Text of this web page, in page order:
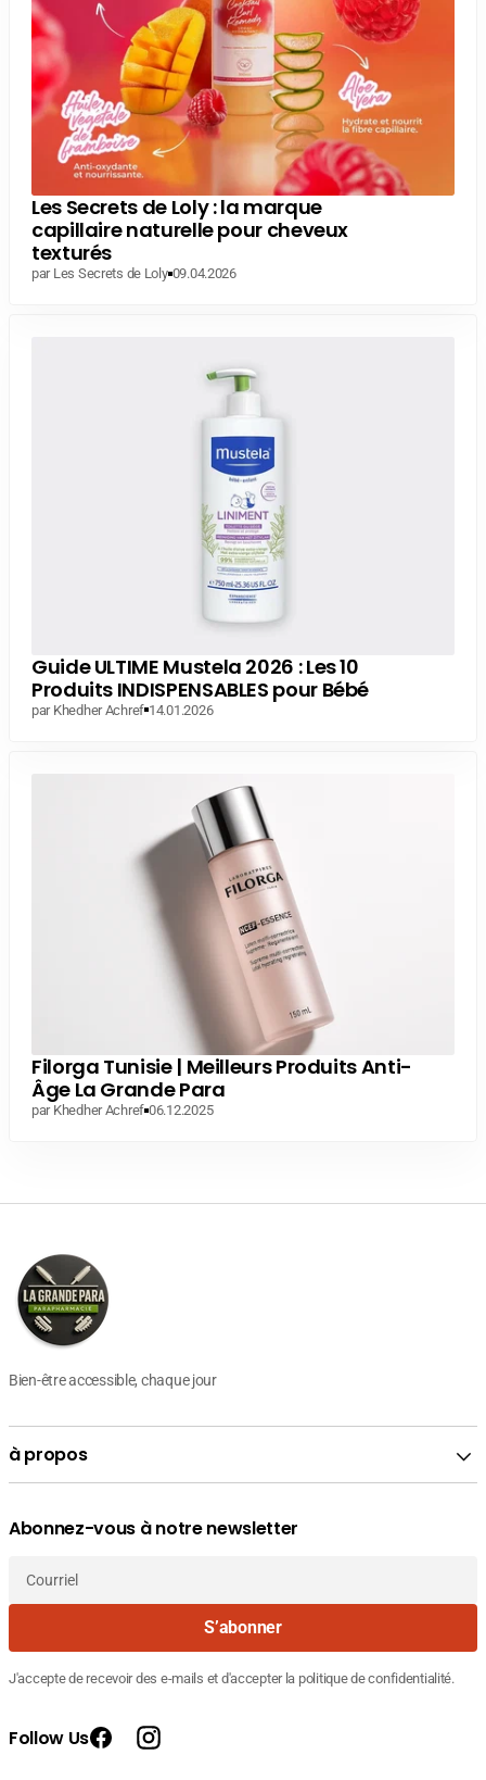
Les Secrets de Loly : la marque
capillaire naturelle pour cheveux
texturés
par Les Secrets de Loly 09.04.2026
Guide ULTIME Mustela 2026 : Les 10
Produits INDISPENSABLES pour Bébé
par Khedher Achref 14.01.2026
Filorga Tunisie | Meilleurs Produits Anti-
Âge La Grande Para
par Khedher Achref 06.12.2025
Bien-être accessible, chaque jour
à propos
Abonnez-vous à notre newsletter
Courriel
S’abonner
J'accepte de recevoir des e-mails et d'accepter la politique de confidentialité.
Follow Us FacebookInstagram